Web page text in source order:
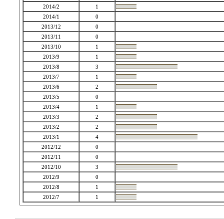
2014/2
1
2014/1
0
2013/12
0
2013/11
0
2013/10
1
2013/9
1
2013/8
3
2013/7
1
2013/6
2
2013/5
0
2013/4
1
2013/3
2
2013/2
2
2013/1
4
2012/12
0
2012/11
0
2012/10
3
2012/9
0
2012/8
1
2012/7
1